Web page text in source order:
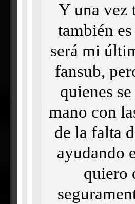
Y una vez
también
será mi
fansub,
quienes
mano con
de la falta
ayudando
quiero